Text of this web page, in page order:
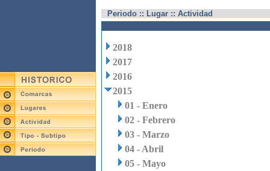
Periodo :: Lugar :: Actividad
2018
2017
2016
2015
01 - Enero
02 - Febrero
03 - Marzo
04 - Abril
05 - Mayo